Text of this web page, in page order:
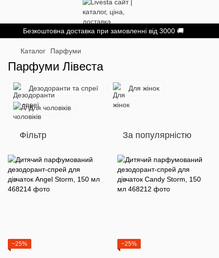
Безкоштовна доставка при замовленні від 3000 🚚
Каталог Парфуми
Парфуми Лівеста
Дезодоранти та спреї Для жінок
Для чоловіків
Фільтр За популярністю
−25% −25%